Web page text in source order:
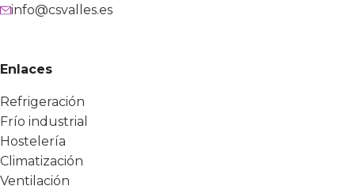
info@csvalles.es
Enlaces
Refrigeración
Frío industrial
Hostelería
Climatización
Ventilación